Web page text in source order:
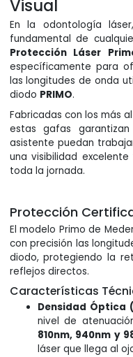
Visual
En la odontología
fundamental de
Protección Láser
específicamente para
las longitudes de onda
diodo PRIMO.
Fabricadas con los más
estas gafas
asistente puedan
una visibilidad
toda la jornada.
Protección
El modelo Primo de
con precisión las
diodo, protegiendo la
reflejos directos.
Características
Densidad Óptica
nivel de
810nm, 940nm y
láser que llega al